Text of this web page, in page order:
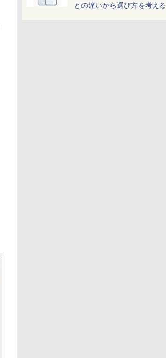
との違いから選び方を考える